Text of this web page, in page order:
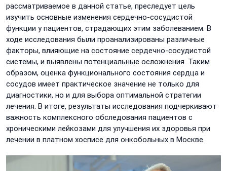
рассматриваемое в данной статье, преследует цель
изучить основные изменения сердечно-сосудистой
функции у пациентов, страдающих этим заболеванием. В
ходе исследования были проанализированы различные
факторы, влияющие на состояние сердечно-сосудистой
системы, и выявлены потенциальные осложнения. Таким
образом, оценка функционального состояния сердца и
сосудов имеет практическое значение не только для
диагностики, но и для выбора оптимальной стратегии
лечения. В итоге, результаты исследования подчеркивают
важность комплексного обследования пациентов с
хроническими лейкозами для улучшения их здоровья при
лечении в платном хосписе для онкобольных в Москве.